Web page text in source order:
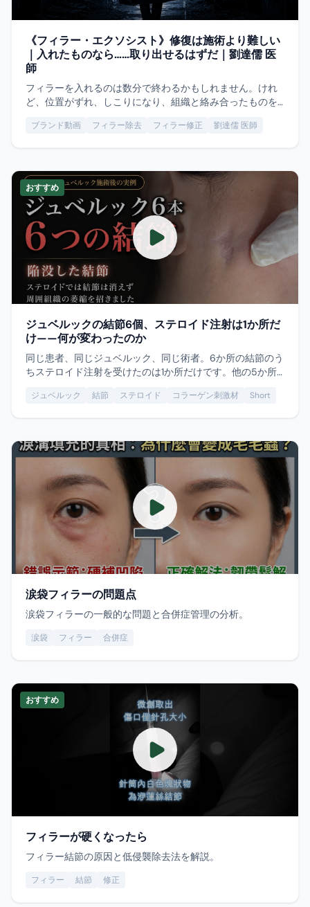
《フィラー・エクソシスト》修復は施術より難しい
｜入れたものなら……取り出せるはずだ｜劉達儒 医
師
フィラーを入れるのは数分で終わるかもしれません。けれ
ど、位置がずれ、しこりになり、組織と絡み合ったものを
りも難しい。だから今回は一般的な啓発動画ではなく、ず
夜の病院の廊下へ歩いていく物語にしました。本作はドラ
マ仕立ての創作映像であり、実際の診療の記録ではありま
せん。
ブランド動画 フィラー除去 フィラー修正 劉達儒 医師
おすすめ
ジュベルックの結節6個、ステロイド注射は1か所だ
け——何が変わったのか
同じ患者、同じジュベルック、同じ術者。6か所の結節のう
ちステロイド注射を受けたのは1か所だけです。他の5か所
を受けた1か所は今も陥没が残り、結節自体も小さくなって
ジュベルック 結節 ステロイド コラーゲン刺激材 Short
涙袋フィラーの問題点
涙袋フィラーの一般的な問題と合併症管理の分析。
涙袋 フィラー 合併症
おすすめ
フィラーが硬くなったら
フィラー結節の原因と低侵襲除去法を解説。
フィラー 結節 修正